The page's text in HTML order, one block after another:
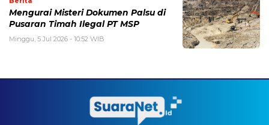
Mengurai Misteri Dokumen Palsu di
Pusaran Timah Ilegal PT MSP
Minggu, 5 Jul 2026 - 10:52 WIB